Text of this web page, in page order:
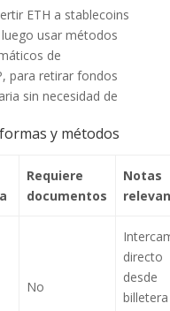
ETH a stablecoins
usar métodos
de
para retirar fondos
sin necesidad de
y métodos
Requiere
documentos
Notas
No
directo
desde